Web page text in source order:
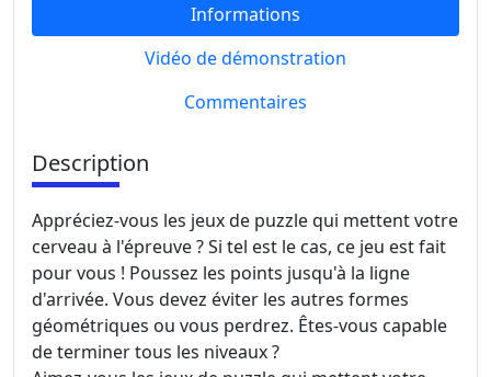
Informations
Vidéo de démonstration
Commentaires
Description
Appréciez-vous les jeux de puzzle qui mettent votre
cerveau à l'épreuve ? Si tel est le cas, ce jeu est fait
pour vous ! Poussez les points jusqu'à la ligne
d'arrivée. Vous devez éviter les autres formes
géométriques ou vous perdrez. Êtes-vous capable
de terminer tous les niveaux ?